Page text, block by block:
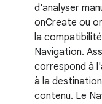
d'analyser
onCreate ou
la
Navigation.
correspond à
à la
contenu. Le